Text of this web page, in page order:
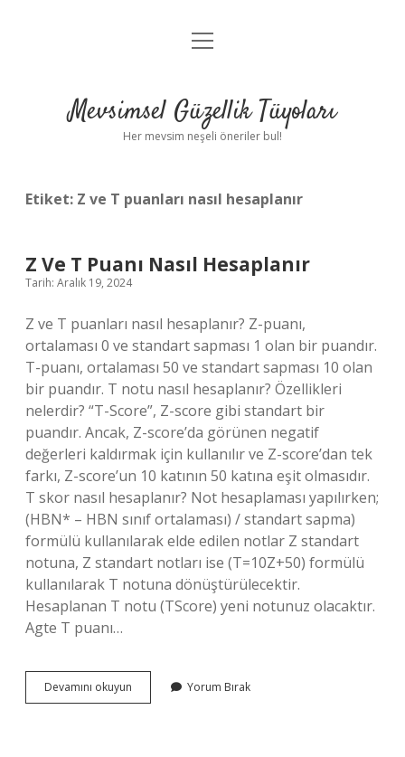
Anasayfa
Yasal Uyarı
menüyü
Mevsimsel Güzellik Tüyoları
Her mevsim neşeli öneriler bul!
Etiket: Z ve T puanları nasıl hesaplanır
Z Ve T Puanı Nasıl Hesaplanır
Tarih: Aralık 19, 2024
Z ve T puanları nasıl hesaplanır? Z-puanı,
ortalaması 0 ve standart sapması 1 olan bir puandır.
T-puanı, ortalaması 50 ve standart sapması 10 olan
bir puandır. T notu nasıl hesaplanır? Özellikleri
nelerdir? “T-Score”, Z-score gibi standart bir
puandır. Ancak, Z-score’da görünen negatif
değerleri kaldırmak için kullanılır ve Z-score’dan tek
farkı, Z-score’un 10 katının 50 katına eşit olmasıdır.
T skor nasıl hesaplanır? Not hesaplaması yapılırken;
(HBN* – HBN sınıf ortalaması) / standart sapma)
formülü kullanılarak elde edilen notlar Z standart
notuna, Z standart notları ise (T=10Z+50) formülü
kullanılarak T notuna dönüştürülecektir.
Hesaplanan T notu (TScore) yeni notunuz olacaktır.
Agte T puanı…
Devamını okuyun
Ve
Yorum Bırak